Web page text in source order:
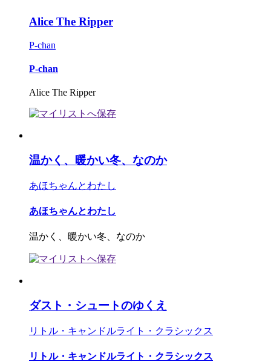
Alice The Ripper
P-chan
P-chan
Alice The Ripper
温かく、暖かい冬、なのか
あほちゃんとわたし
あほちゃんとわたし
温かく、暖かい冬、なのか
ダスト・シュートのゆくえ
リトル・キャンドルライト・クラシックス
リトル・キャンドルライト・クラシックス